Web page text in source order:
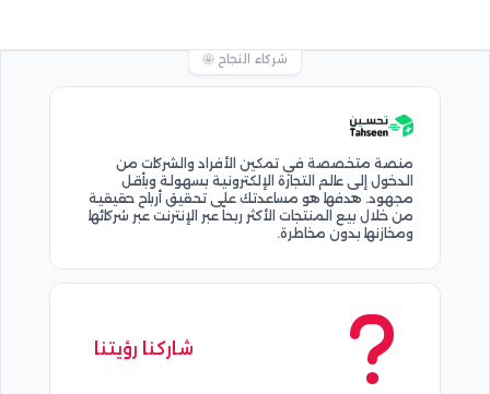
شركاء النجاح 🤩
منصة متخصصة في تمكين الأفراد والشركات من
الدخول إلى عالم التجارة الإلكترونية بسهولة وبأقل
مجهود. هدفها هو مساعدتك على تحقيق أرباح حقيقية
من خلال بيع المنتجات الأكثر ربحاً عبر الإنترنت عبر شركائها
ومخازنها بدون مخاطرة.
شاركنا رؤيتنا